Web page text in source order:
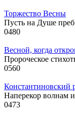
Торжество Весны
Пусть на Душе
0480
Весной, когда
Пророческое
0560
Константиновский
Наперекор волнам
0473